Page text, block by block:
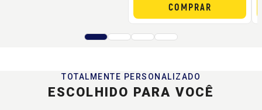
COMPRAR
TOTALMENTE PERSONALIZADO
ESCOLHIDO PARA VOCÊ